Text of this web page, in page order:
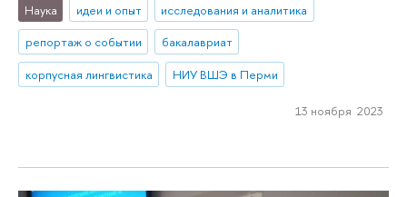
Наука идеи и опыт
исследования и аналитика
репортаж о событии
бакалавриат
корпусная лингвистика
НИУ ВШЭ в Перми
13 ноября 2023